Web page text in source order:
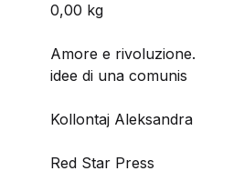
0,00 kg
Amore e rivoluzione.
idee di una comunis
Kollontaj Aleksandra
Red Star Press